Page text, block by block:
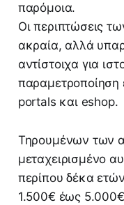
παρόμοια.
Οι περιπτώσεις
ακραία, αλλά
αντίστοιχα για
παραμετροποίηση
portals και eshop.
Τηρουμένων των
μεταχειρισμένο
περίπου δέκα
1.500€ έως